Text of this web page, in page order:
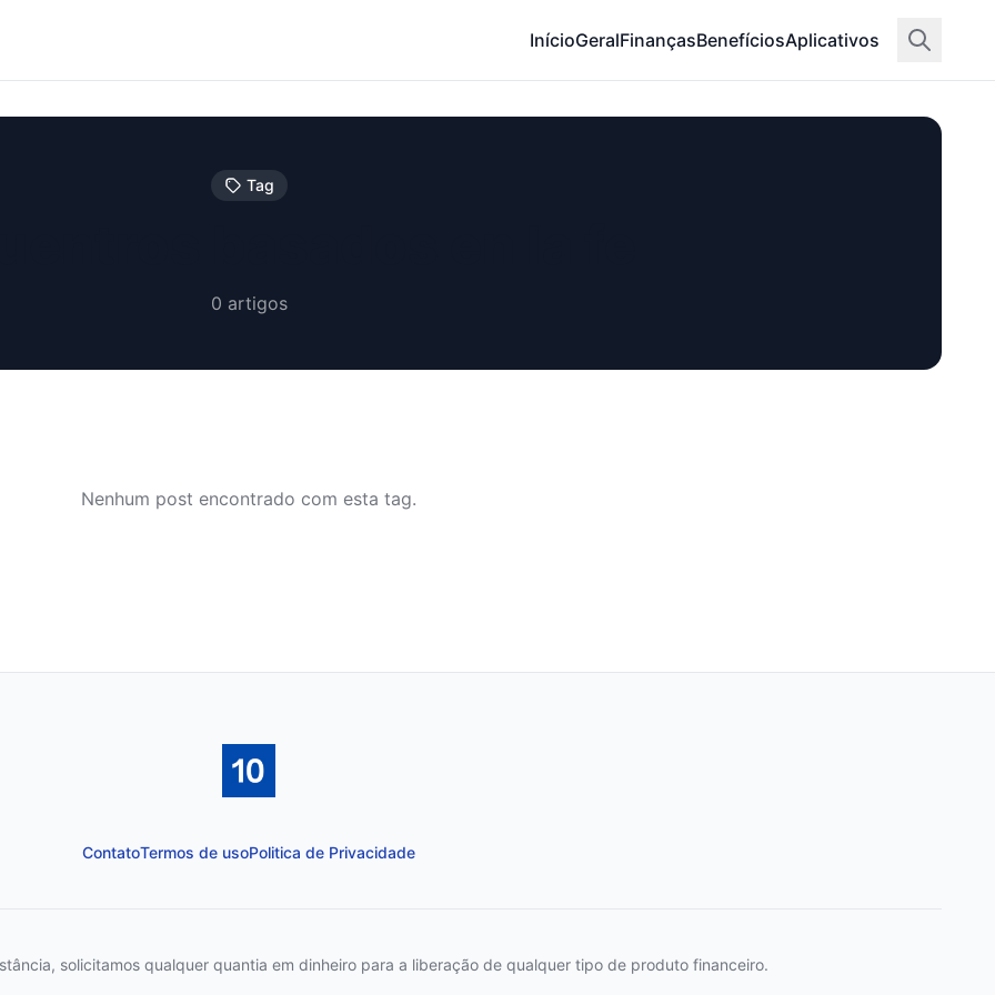
InícioGeralFinançasBenefíciosAplicativos
Tag
0 artigos
Nenhum post encontrado com esta tag.
ContatoTermos de usoPolitica de Privacidade
solicitamos qualquer quantia em dinheiro para a liberação de qualquer tipo de produto financeiro.